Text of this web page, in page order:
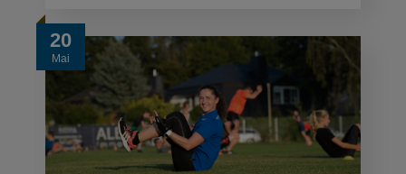
20
Mai